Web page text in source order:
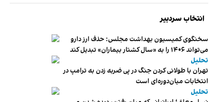
انتخاب سردبیر
سخنگوی کمیسیون بهداشت مجلس: حذف ارز دارو
می‌تواند ۱۴۰۶ را به «سال کشتار بیماران» تبدیل کند
تحلیل
تهران با طولانی کردن جنگ در پی ضربه زدن به ترامپ در
انتخابات میان‌دوره‌ای است
تحلیل